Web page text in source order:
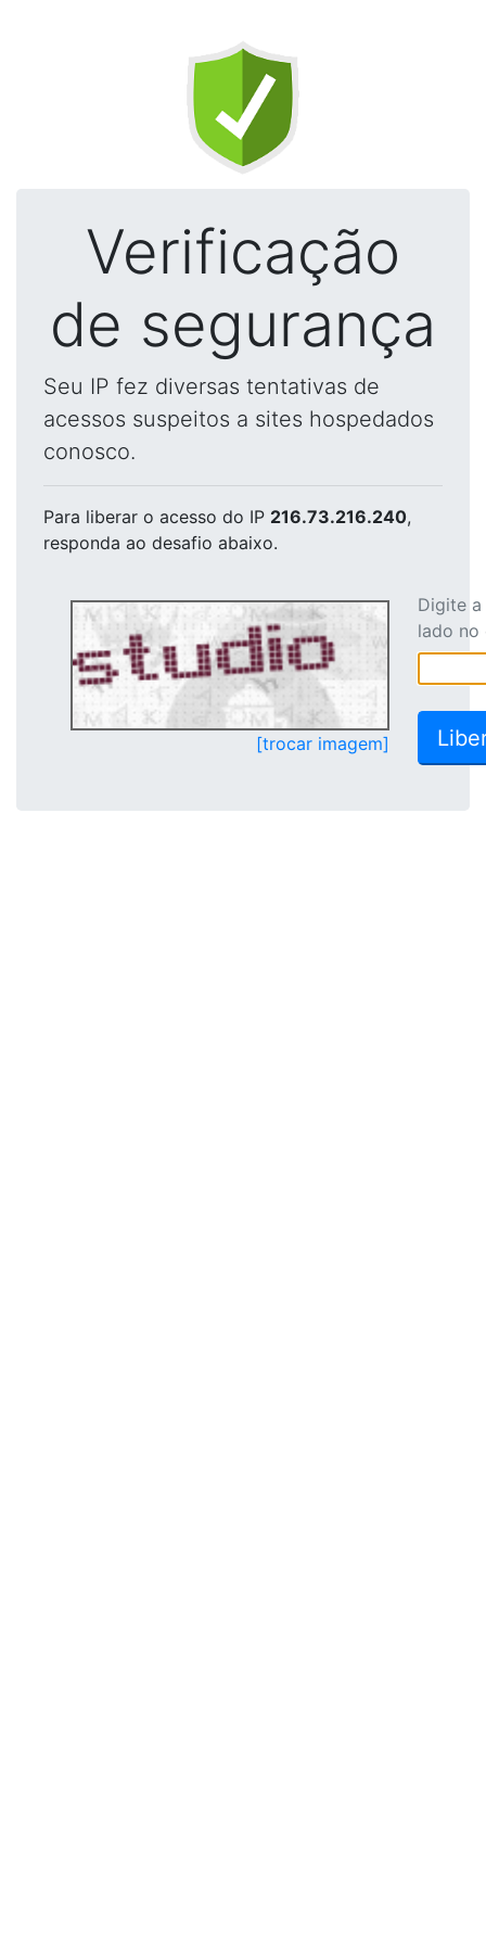
Verificação
de segurança
Seu IP fez diversas tentativas de
acessos suspeitos a sites hospedados
conosco.
Para liberar o acesso do IP 216.73.216.240,
responda ao desafio abaixo.
[trocar imagem]
Digite
lado no